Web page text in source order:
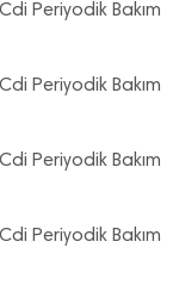
Periyodik Bakım
Periyodik Bakım
Periyodik Bakım
Periyodik Bakım